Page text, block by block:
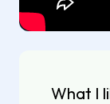
What I